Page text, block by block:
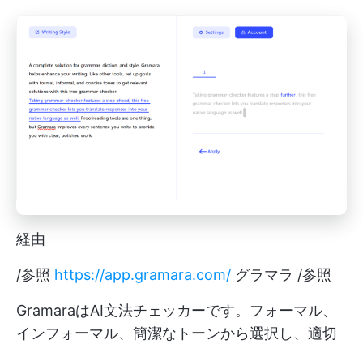
経由
/参照 https://app.gramara.com/ グラマラ /参照
GramaraはAI文法チェッカーです。フォーマル、
インフォーマル、簡潔なトーンから選択し、適切